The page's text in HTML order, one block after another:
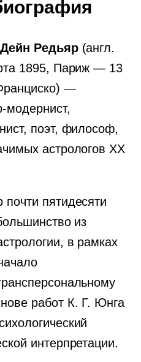
Дейн Редьяр(англ.
1895, Париж — 13
—
модернист,
поэт, философ,
астрологов XX
пятидесяти
из
в рамках
работ К. Г. Юнга
интерпретации.